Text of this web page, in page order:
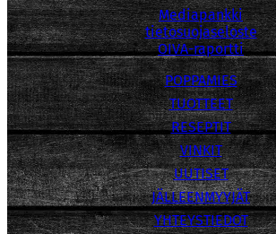
Mediapankki
tietosuojaseloste
OIVA-raportti
POPPAMIES
TUOTTEET
RESEPTIT
VINKIT
UUTISET
JÄLLEENMYYJÄT
YHTEYSTIEDOT